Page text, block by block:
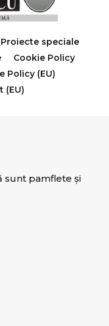
Proiecte speciale
Cookie Policy
Policy (EU)
(EU)
sunt pamflete şi